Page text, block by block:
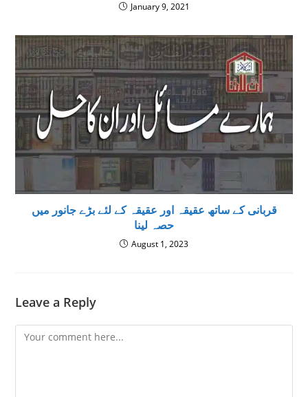
January 9, 2021
قربانی کے ساتھ عقیقہ اور عقیقہ کے لئے بڑے جانور میں
حصہ لینا
August 1, 2023
Leave a Reply
Comment